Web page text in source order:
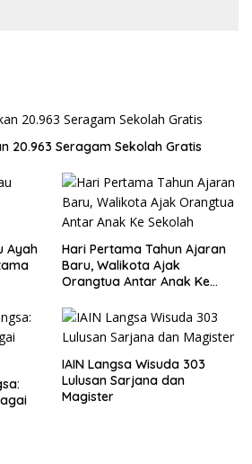
20.963 Seragam Sekolah Gratis
Ayah
Hari Pertama Tahun Ajaran
Baru, Walikota Ajak
Orangtua Antar Anak Ke
IAIN Langsa Wisuda 303
Lulusan Sarjana dan
Magister